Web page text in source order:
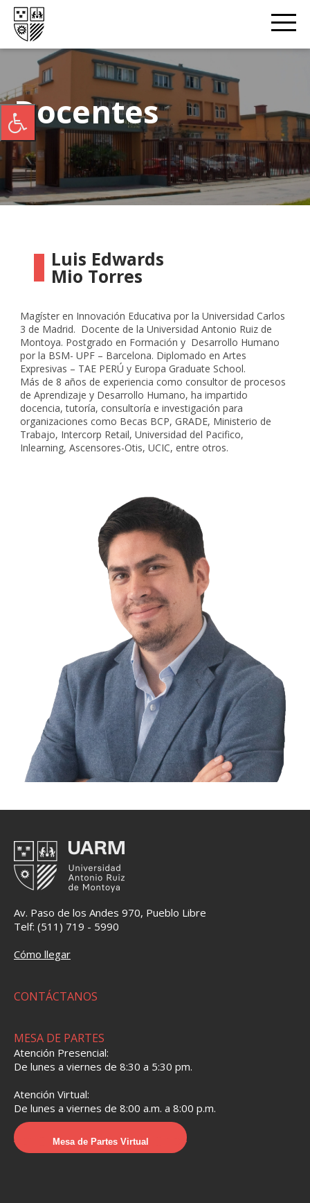
Docentes
Luis Edwards
Mio Torres
Magíster en Innovación Educativa por la Universidad Carlos
3 de Madrid. Docente de la Universidad Antonio Ruiz de
Montoya. Postgrado en Formación y Desarrollo Humano
por la BSM- UPF – Barcelona. Diplomado en Artes
Expresivas – TAE PERÚ y Europa Graduate School.
Más de 8 años de experiencia como consultor de procesos
de Aprendizaje y Desarrollo Humano, ha impartido
docencia, tutoría, consultoría e investigación para
organizaciones como Becas BCP, GRADE, Ministerio de
Trabajo, Intercorp Retail, Universidad del Pacifico,
Inlearning, Ascensores-Otis, UCIC, entre otros.
Av. Paso de los Andes 970, Pueblo Libre
Telf: (511) 719 - 5990
Cómo llegar
CONTÁCTANOS
MESA DE PARTES
Atención Presencial:
De lunes a viernes de 8:30 a 5:30 pm.
Atención Virtual:
De lunes a viernes de 8:00 a.m. a 8:00 p.m.
Mesa de Partes Virtual